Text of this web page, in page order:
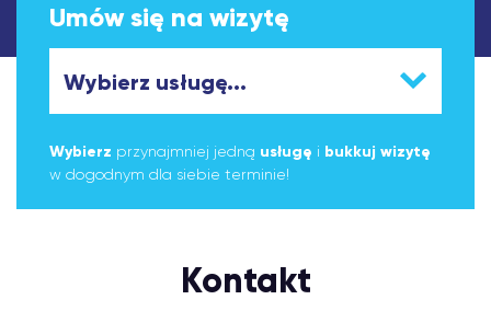
Umów się na wizytę
Wybierz przynajmniej jedną usługę i bukkuj wizytę
w dogodnym dla siebie terminie!
Kontakt